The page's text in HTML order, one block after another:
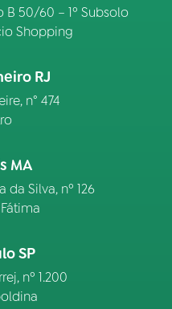
B 50/60 – 1º Subsolo
Shopping
RJ
n° 474
MA
da Silva, nº 126
SP
nº 1.200